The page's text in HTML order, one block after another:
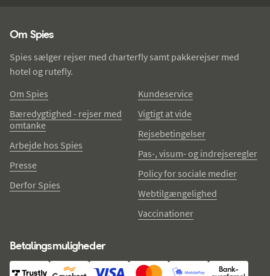
Om Spies
Spies sælger rejser med charterfly samt pakkerejser med
hotel og rutefly.
Om Spies
Bæredygtighed - rejser med
omtanke
Arbejde hos Spies
Presse
Derfor Spies
Kundeservice
Vigtigt at vide
Rejsebetingelser
Pas-, visum- og indrejseregler
Policy for sociale medier
Webtilgængelighed
Vaccinationer
Betalingsmuligheder